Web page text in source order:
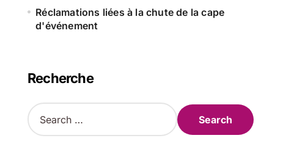
Réclamations liées à la chute de la cape
d'événement
Recherche
S
e